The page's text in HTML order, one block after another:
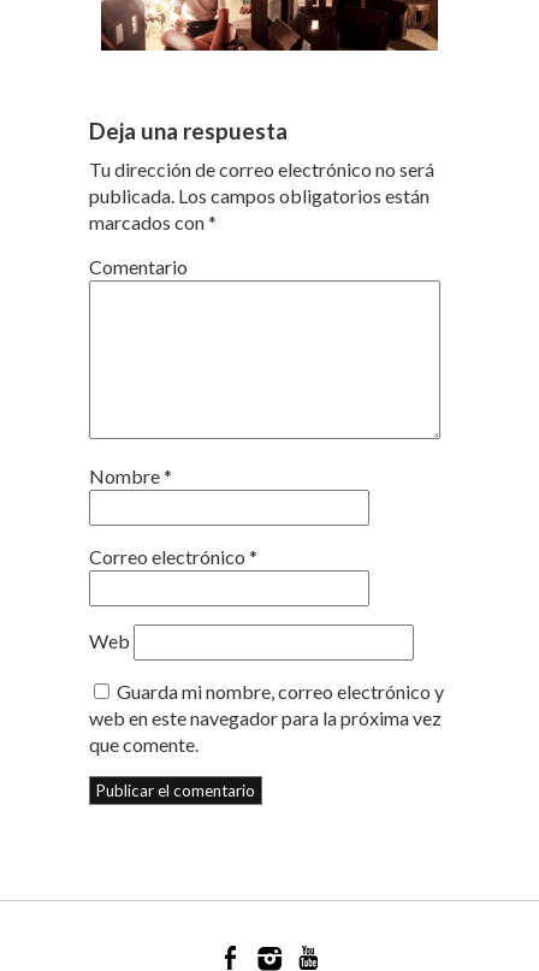
Deja una respuesta
Tu dirección de correo electrónico no será
publicada. Los campos obligatorios están
marcados con*
Comentario
Nombre*
Correo electrónico *
Web
Guarda mi nombre, correo electrónico y
web en este navegador para la próxima vez
que comente.